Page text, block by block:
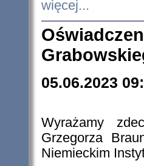
więcej...
05.06.2023
Wyrażamy
Grzegorza
Niemieckim